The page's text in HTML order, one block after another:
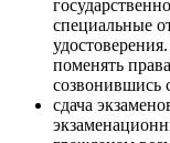
специальные
поменять
созвонившись
сдача